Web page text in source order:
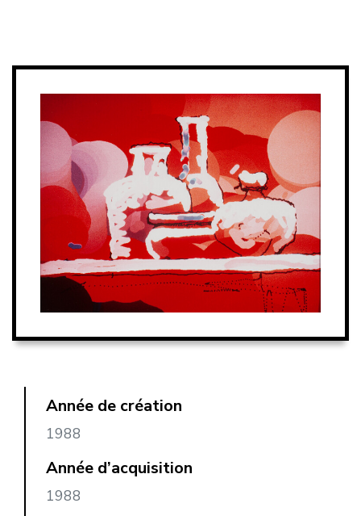
Année de création
1988
Année d’acquisition
1988